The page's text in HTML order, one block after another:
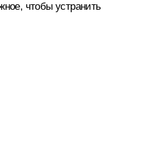
чтобы устранить